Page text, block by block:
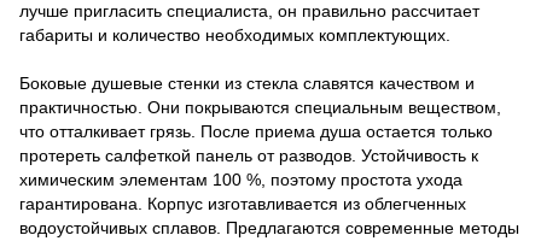
лучше пригласить специалиста, он правильно рассчитает
габариты и количество необходимых комплектующих.
Боковые душевые стенки из стекла славятся качеством и
практичностью. Они покрываются специальным веществом,
что отталкивает грязь. После приема душа остается только
протереть салфеткой панель от разводов. Устойчивость к
химическим элементам 100 %, поэтому простота ухода
гарантирована. Корпус изготавливается из облегченных
водоустойчивых сплавов. Предлагаются современные методы